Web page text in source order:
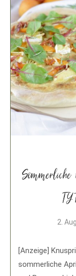
2.
[Anzeige]
sommerliche